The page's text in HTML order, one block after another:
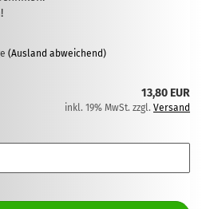
(Ausland abweichend)
13,80 EUR
inkl. 19% MwSt. zzgl. Versand